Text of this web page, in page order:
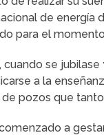
de energía
para el
se
a la
pozos que
a